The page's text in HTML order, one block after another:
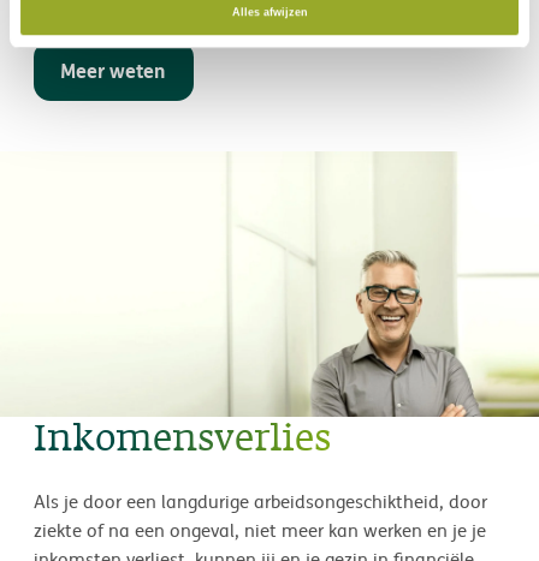
Alles afwijzen
Meer weten
Inkomensverlies
Als je door een langdurige arbeidsongeschiktheid, door
ziekte of na een ongeval, niet meer kan werken en je je